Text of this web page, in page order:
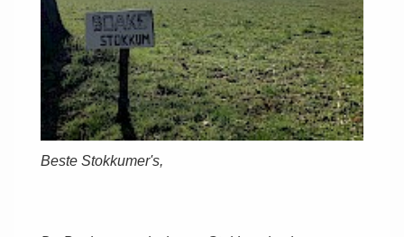
Beste Stokkumer's,